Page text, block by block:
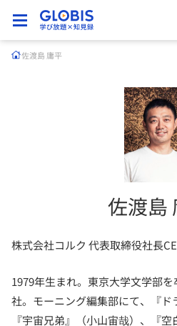
佐渡島 庸平
佐渡島
株式会社コルク 代表取締役社長
1979年生まれ。東京大学文学部
社。モーニング編集部にて、『ド
『宇宙兄弟』（小山宙哉）、『